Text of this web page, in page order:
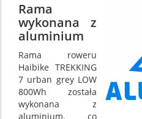
Rama
wykonana z
aluminium
Rama roweru
Haibike TREKKING
7 urban grey LOW
800Wh została
wykonana z
aluminium, co